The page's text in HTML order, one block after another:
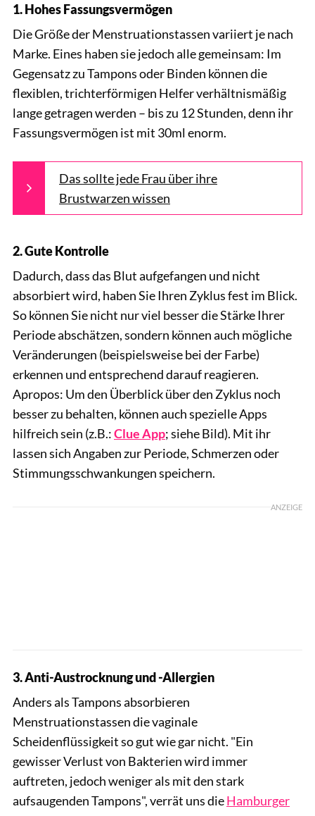
1. Hohes Fassungsvermögen
Die Größe der Menstruationstassen variiert je nach
Marke. Eines haben sie jedoch alle gemeinsam: Im
Gegensatz zu Tampons oder Binden können die
flexiblen, trichterförmigen Helfer verhältnismäßig
lange getragen werden – bis zu 12 Stunden, denn ihr
Fassungsvermögen ist mit 30ml enorm.
Das sollte jede Frau über ihre
Brustwarzen wissen
2. Gute Kontrolle
Dadurch, dass das Blut aufgefangen und nicht
absorbiert wird, haben Sie Ihren Zyklus fest im Blick.
So können Sie nicht nur viel besser die Stärke Ihrer
Periode abschätzen, sondern können auch mögliche
Veränderungen (beispielsweise bei der Farbe)
erkennen und entsprechend darauf reagieren.
Apropos: Um den Überblick über den Zyklus noch
besser zu behalten, können auch spezielle Apps
hilfreich sein (z.B.:Clue App; siehe Bild). Mit ihr
lassen sich Angaben zur Periode, Schmerzen oder
Stimmungsschwankungen speichern.
ANZEIGE
3. Anti-Austrocknung und -Allergien
Anders als Tampons absorbieren
Menstruationstassen die vaginale
Scheidenflüssigkeit so gut wie gar nicht. "Ein
gewisser Verlust von Bakterien wird immer
auftreten, jedoch weniger als mit den stark
aufsaugenden Tampons", verrät uns dieHamburger